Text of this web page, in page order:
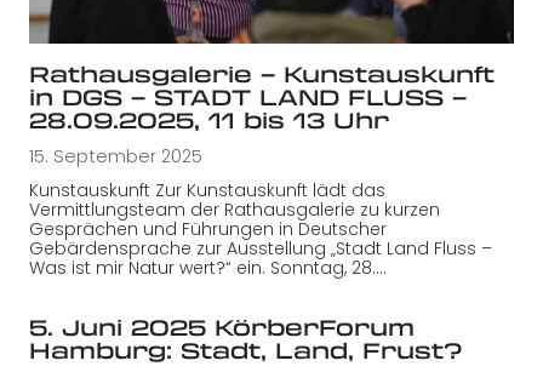
Rathausgalerie – Kunstauskunft
in DGS – STADT LAND FLUSS –
28.09.2025, 11 bis 13 Uhr
15. September 2025
Kunstauskunft Zur Kunstauskunft lädt das
Vermittlungsteam der Rathausgalerie zu kurzen
Gesprächen und Führungen in Deutscher
Gebärdensprache zur Ausstellung „Stadt Land Fluss –
Was ist mir Natur wert?“ ein. Sonntag, 28.…
5. Juni 2025 KörberForum
Hamburg: Stadt, Land, Frust?